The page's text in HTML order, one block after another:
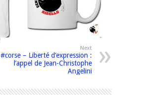
Next
#corse – Liberté d’expression :
l’appel de Jean-Christophe
Angelini